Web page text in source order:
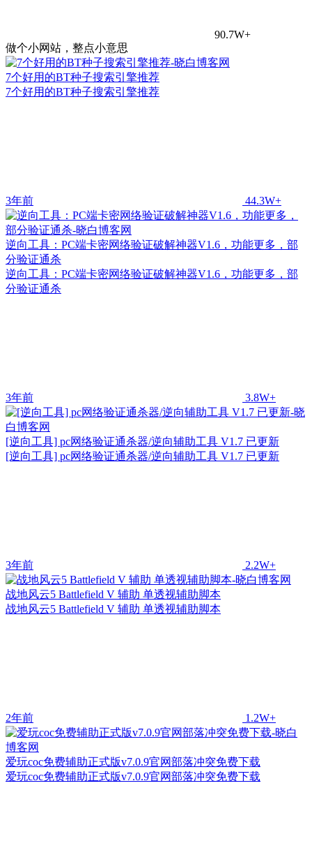
90.7W+
做个小网站，整点小意思
7个好用的BT种子搜索引擎推荐
7个好用的BT种子搜索引擎推荐
3年前 44.3W+
逆向工具：PC端卡密网络验证破解神器V1.6，功能更多，部
分验证通杀
逆向工具：PC端卡密网络验证破解神器V1.6，功能更多，部
分验证通杀
3年前 3.8W+
[逆向工具] pc网络验证通杀器/逆向辅助工具 V1.7 已更新
[逆向工具] pc网络验证通杀器/逆向辅助工具 V1.7 已更新
3年前 2.2W+
战地风云5 Battlefield V 辅助 单透视辅助脚本
战地风云5 Battlefield V 辅助 单透视辅助脚本
2年前 1.2W+
爱玩coc免费辅助正式版v7.0.9官网部落冲突免费下载
爱玩coc免费辅助正式版v7.0.9官网部落冲突免费下载